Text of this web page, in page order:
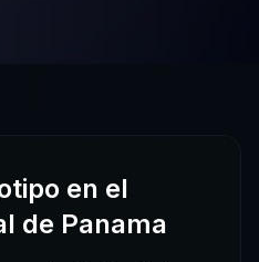
en el
de Panama